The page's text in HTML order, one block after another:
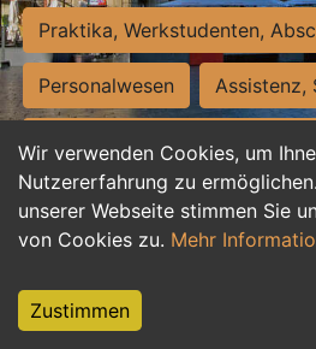
Wir verwenden Cookies, um
Nutzererfahrung zu
unserer Webseite stimmen Sie
von Cookies zu. Mehr
Zustimmen
Praktika, Werkstudenten,
Personalwesen Assistenz,
Hilfskräfte, Aushilfs- und
Einkauf, Logistik,
Weiterbildung, Studium, duale
Tourismus